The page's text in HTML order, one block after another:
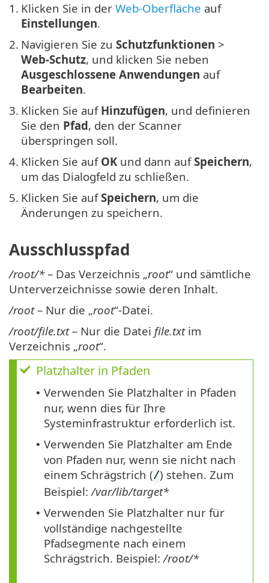
1. Klicken Sie in der Web-Oberfläche auf
Einstellungen.
2. Navigieren Sie zu Schutzfunktionen >
Web-Schutz, und klicken Sie neben
Ausgeschlossene Anwendungen auf
Bearbeiten.
3. Klicken Sie auf Hinzufügen, und definieren
Sie den Pfad, den der Scanner
überspringen soll.
4. Klicken Sie auf OKund dann aufSpeichern,
um das Dialogfeld zu schließen.
5. Klicken Sie aufSpeichern, um die
Änderungen zu speichern.
Ausschlusspfad
/root/*– Das Verzeichnis „root“ und sämtliche
Unterverzeichnisse sowie deren Inhalt.
/root– Nur die „root“-Datei.
/root/file.txt– Nur die Datei file.txtim
Verzeichnis „root“.
Platzhalter in Pfaden
• Verwenden Sie Platzhalter in Pfaden
nur, wenn dies für Ihre
Systeminfrastruktur erforderlich ist.
• Verwenden Sie Platzhalter am Ende
von Pfaden nur, wenn sie nicht nach
einem Schrägstrich (/) stehen. Zum
Beispiel: /var/lib/target*
• Verwenden Sie Platzhalter nur für
vollständige nachgestellte
Pfadsegmente nach einem
Schrägstrich. Beispiel: /root/*